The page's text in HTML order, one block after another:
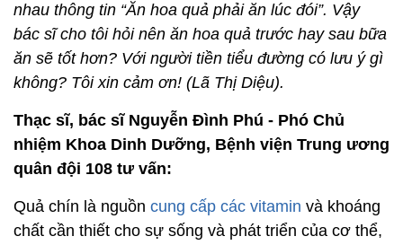
nhau thông tin “Ăn hoa quả phải ăn lúc đói”. Vậy
bác sĩ cho tôi hỏi nên ăn hoa quả trước hay sau bữa
ăn sẽ tốt hơn? Với người tiền tiểu đường có lưu ý gì
không? Tôi xin cảm ơn! (Lã Thị Diệu).
Thạc sĩ, bác sĩ Nguyễn Đình Phú - Phó Chủ
nhiệm Khoa Dinh Dưỡng, Bệnh viện Trung ương
quân đội 108 tư vấn:
Quả chín là nguồn cung cấp các vitamin và khoáng
chất cần thiết cho sự sống và phát triển của cơ thể,